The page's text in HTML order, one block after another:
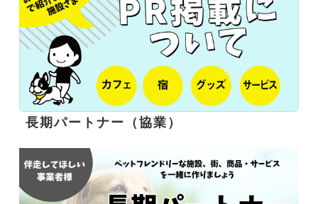
長期パートナー（協業）